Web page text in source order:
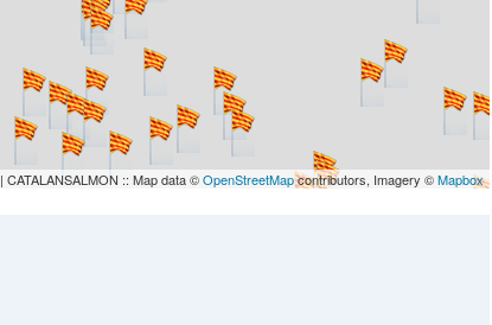
| CATALANSALMON :: Map data ©OpenStreetMapcontributors, Imagery ©Mapbox